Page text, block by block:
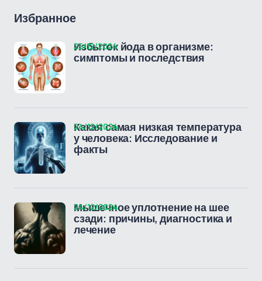
Избранное
Избыток йода в организме:
симптомы и последствия
25/12/2024
Какая самая низкая температура
у человека: Исследование и
факты
24/12/2024
Мышечное уплотнение на шее
сзади: причины, диагностика и
лечение
24/12/2024